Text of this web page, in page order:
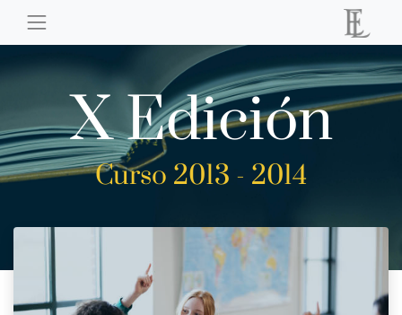
X Edición
Curso 2013 - 2014